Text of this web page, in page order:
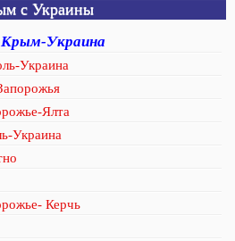
с Украины
Крым-Украина
Украина
Ялта
Украина
Керчь